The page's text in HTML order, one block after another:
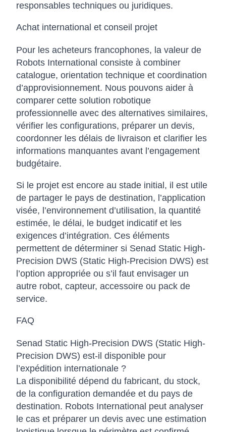
responsables techniques ou juridiques.
Achat international et conseil projet
Pour les acheteurs francophones, la valeur de
Robots International consiste à combiner
catalogue, orientation technique et coordination
d’approvisionnement. Nous pouvons aider à
comparer cette solution robotique
professionnelle avec des alternatives similaires,
vérifier les configurations, préparer un devis,
coordonner les délais de livraison et clarifier les
informations manquantes avant l’engagement
budgétaire.
Si le projet est encore au stade initial, il est utile
de partager le pays de destination, l’application
visée, l’environnement d’utilisation, la quantité
estimée, le délai, le budget indicatif et les
exigences d’intégration. Ces éléments
permettent de déterminer si Senad Static High-
Precision DWS (Static High-Precision DWS) est
l’option appropriée ou s’il faut envisager un
autre robot, capteur, accessoire ou pack de
service.
FAQ
Senad Static High-Precision DWS (Static High-
Precision DWS) est-il disponible pour
l’expédition internationale ?
La disponibilité dépend du fabricant, du stock,
de la configuration demandée et du pays de
destination. Robots International peut analyser
le cas et préparer un devis avec une estimation